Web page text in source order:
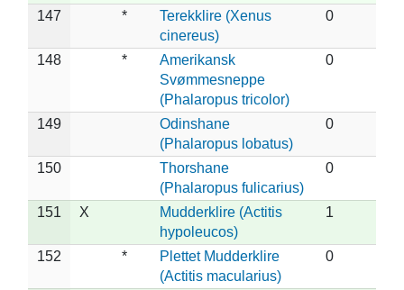
147 *
Terekklire (Xenus
cinereus)
0
148 *
Amerikansk
Svømmesneppe
(Phalaropus tricolor)
0
149
Odinshane
(Phalaropus lobatus)
0
150
Thorshane
(Phalaropus fulicarius)
0
151 X
Mudderklire (Actitis
hypoleucos)
1
152 *
Plettet Mudderklire
(Actitis macularius)
0